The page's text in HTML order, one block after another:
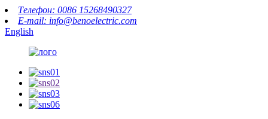
Телефон: 0086 15268490327
E-mail: info@benoelectric.com
English